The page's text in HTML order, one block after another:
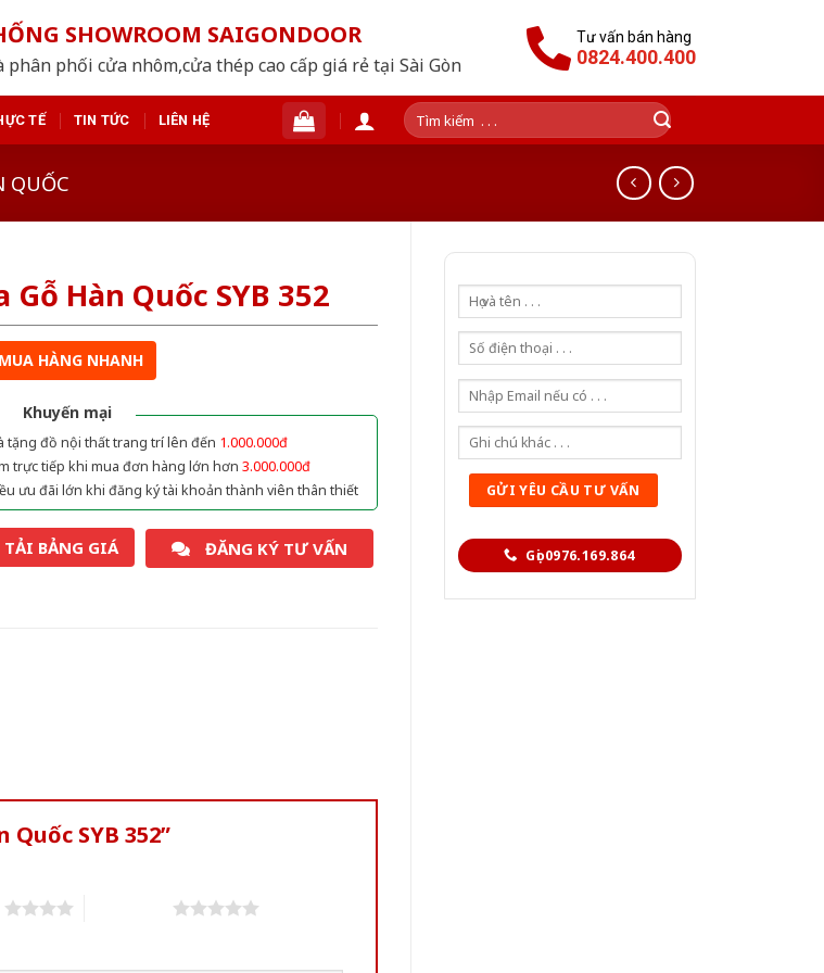
SHOWROOM SAIGONDOOR
phân phối cửa nhôm,cửa thép cao cấp giá rẻ tại Sài Gòn
Tư vấn bán hàng
0824.400.400
TẾ TIN TỨC LIÊN HỆ
Tìm
kiếm:
QUỐC
Gọi 0976.169.864
Gỗ Hàn Quốc SYB 352
MUA HÀNG NHANH
Khuyến mại
tặng đồ nội thất trang trí lên đến 1.000.000đ
trực tiếp khi mua đơn hàng lớn hơn 3.000.000đ
ưu đãi lớn khi đăng ký tài khoản thành viên thân thiết
TẢI BẢNG GIÁ ĐĂNG KÝ TƯ VẤN
SYB 352”